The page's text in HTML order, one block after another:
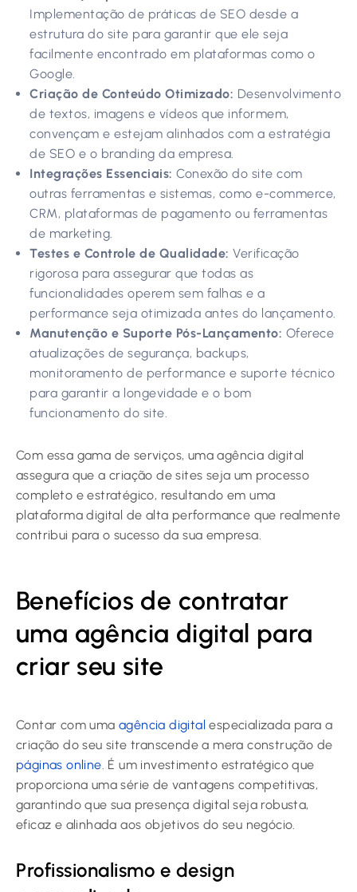
Implementação de práticas de SEO desde a
estrutura do site para garantir que ele seja
facilmente encontrado em plataformas como o
Google.
Criação de Conteúdo Otimizado: Desenvolvimento
de textos, imagens e vídeos que informem,
convençam e estejam alinhados com a estratégia
de SEO e o branding da empresa.
Integrações Essenciais: Conexão do site com
outras ferramentas e sistemas, como e-commerce,
CRM, plataformas de pagamento ou ferramentas
de marketing.
Testes e Controle de Qualidade: Verificação
rigorosa para assegurar que todas as
funcionalidades operem sem falhas e a
performance seja otimizada antes do lançamento.
Manutenção e Suporte Pós-Lançamento: Oferece
atualizações de segurança, backups,
monitoramento de performance e suporte técnico
para garantir a longevidade e o bom
funcionamento do site.
Com essa gama de serviços, uma agência digital
assegura que a criação de sites seja um processo
completo e estratégico, resultando em uma
plataforma digital de alta performance que realmente
contribui para o sucesso da sua empresa.
Benefícios de contratar
uma agência digital para
criar seu site
Contar com umaagência digital especializada para a
criação do seu site transcende a mera construção de
páginas online . É um investimento estratégico que
proporciona uma série de vantagens competitivas,
garantindo que sua presença digital seja robusta,
eficaz e alinhada aos objetivos do seu negócio.
Profissionalismo e design